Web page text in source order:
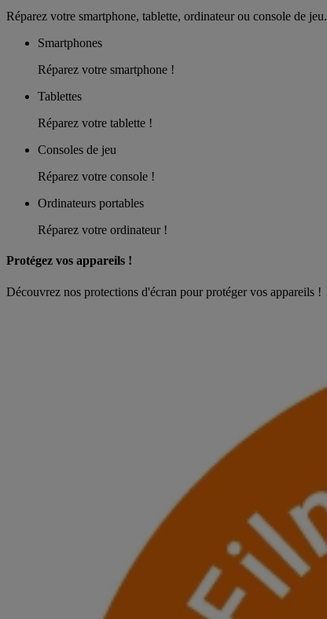
Réparez votre smartphone, tablette, ordinateur ou console de jeu.
Smartphones
Réparez votre smartphone !
Tablettes
Réparez votre tablette !
Consoles de jeu
Réparez votre console !
Ordinateurs portables
Réparez votre ordinateur !
Protégez vos appareils !
Découvrez nos protections d'écran pour protéger vos appareils !